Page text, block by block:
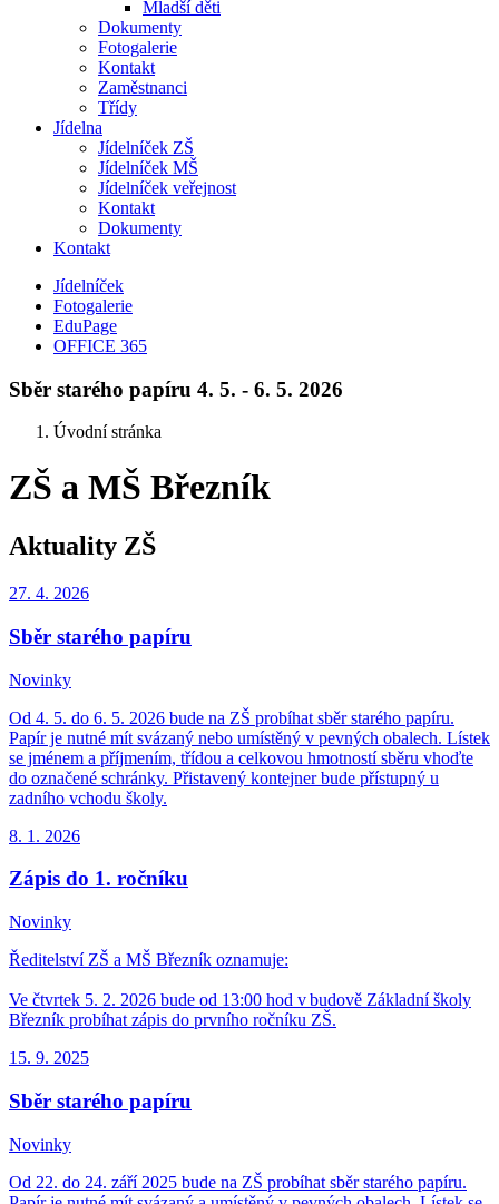
Mladší děti
Dokumenty
Fotogalerie
Kontakt
Zaměstnanci
Třídy
Jídelna
Jídelníček ZŠ
Jídelníček MŠ
Jídelníček veřejnost
Kontakt
Dokumenty
Kontakt
Jídelníček
Fotogalerie
EduPage
OFFICE 365
Sběr starého papíru 4. 5. - 6. 5. 2026
Úvodní stránka
ZŠ a MŠ Březník
Aktuality ZŠ
27. 4. 2026
Sběr starého papíru
Novinky
Od 4. 5. do 6. 5. 2026 bude na ZŠ probíhat sběr starého papíru.
Papír je nutné mít svázaný nebo umístěný v pevných obalech. Lístek
se jménem a příjmením, třídou a celkovou hmotností sběru vhoďte
do označené schránky. Přistavený kontejner bude přístupný u
zadního vchodu školy.
8. 1. 2026
Zápis do 1. ročníku
Novinky
Ředitelství ZŠ a MŠ Březník oznamuje:
Ve čtvrtek 5. 2. 2026 bude od 13:00 hod v budově Základní školy
Březník probíhat zápis do prvního ročníku ZŠ.
15. 9. 2025
Sběr starého papíru
Novinky
Od 22. do 24. září 2025 bude na ZŠ probíhat sběr starého papíru.